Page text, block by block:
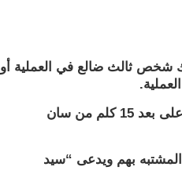
شخص ثالث ضالع في العملية أو
كما أوضح أن الشرطة داهمت منزلا في مدينة ردلاندس، على بعد 15 كلم من سان
بهم ويدعى “سيد